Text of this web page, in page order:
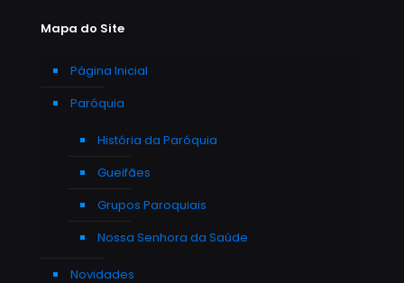
Mapa do Site
Página Inicial
Paróquia
História da Paróquia
Gueifães
Grupos Paroquiais
Nossa Senhora da Saúde
Novidades